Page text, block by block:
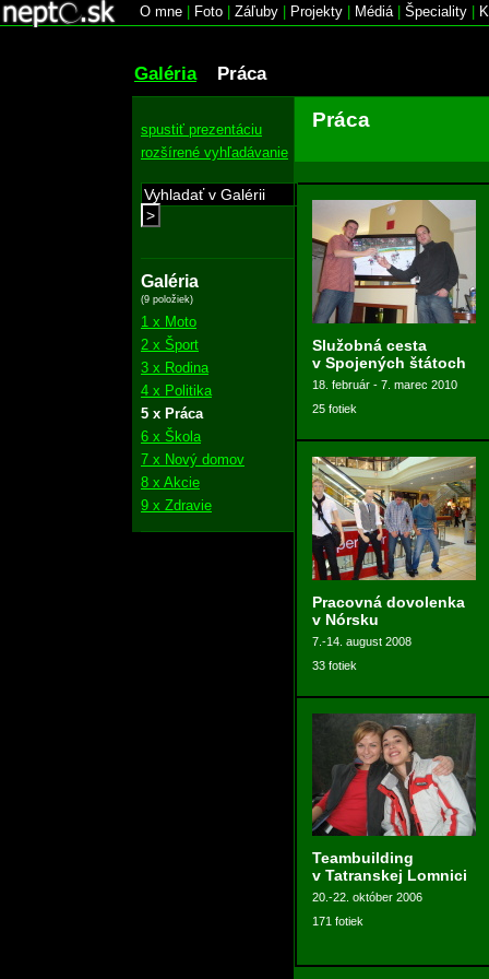
O mne Foto Záľuby Projekty Médiá| Špeciality
Galéria Práca
spustiť prezentáciu
rozšírené vyhľadávanie
>
Galéria
(9 položiek)
1 x Moto
2 x Šport
3 x Rodina
4 x Politika
5 x Práca
6 x Škola
7 x Nový domov
8 x Akcie
9 x Zdravie
Práca
Služobná cesta
v Spojených štátoch
18. február - 7. marec 2010
25 fotiek
Pracovná dovolenka
v Nórsku
7.-14. august 2008
33 fotiek
Teambuilding
v Tatranskej Lomnici
20.-22. október 2006
171 fotiek